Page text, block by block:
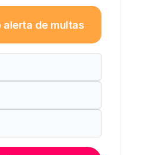
de multas